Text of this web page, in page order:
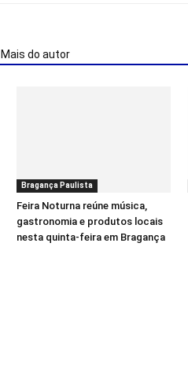
Mais do autor
Bragança Paulista
Feira Noturna reúne música,
gastronomia e produtos locais
nesta quinta-feira em Bragança